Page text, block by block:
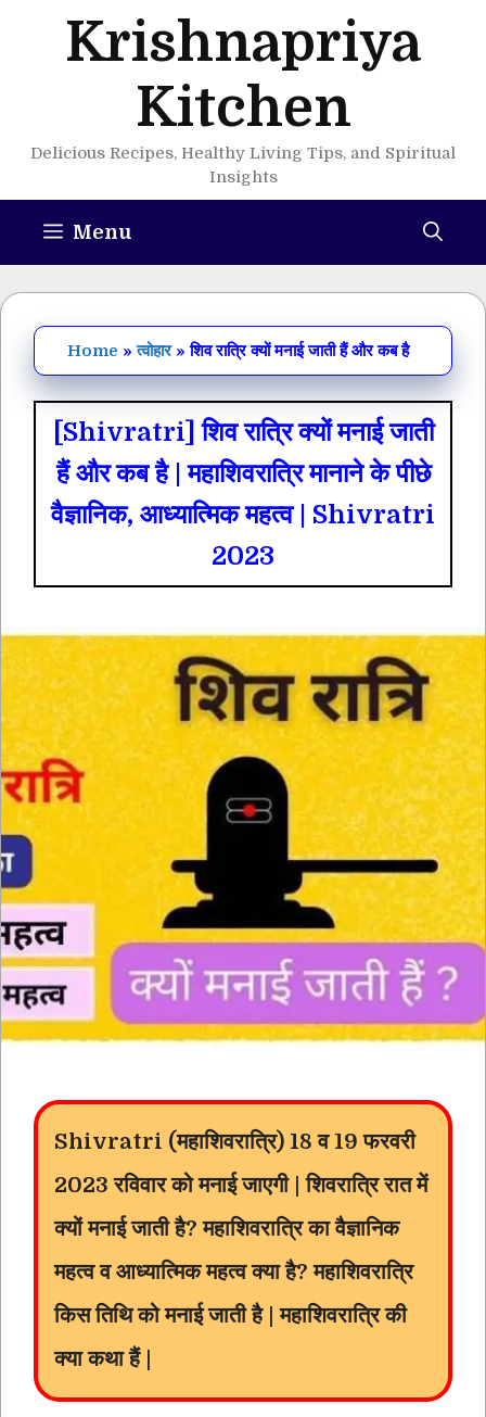
Krishnapriya
Kitchen
Delicious Recipes, Healthy Living Tips, and Spiritual
Insights
Menu
Home »त्वोहार»शिव रात्रि क्यों मनाई जाती हैं और कब है
[Shivratri] शिव रात्रि क्यों मनाई जाती
हैं और कब है | महाशिवरात्रि मानाने के पीछे
वैज्ञानिक, आध्यात्मिक महत्व | Shivratri
2023
Shivratri (महाशिवरात्रि) 18 व 19 फरवरी
2023 रविवार को मनाई जाएगी | शिवरात्रि रात में
क्यों मनाई जाती है? महाशिवरात्रि का वैज्ञानिक
महत्व व आध्यात्मिक महत्व क्या है? महाशिवरात्रि
किस तिथि को मनाई जाती है | महाशिवरात्रि की
क्या कथा हैं |